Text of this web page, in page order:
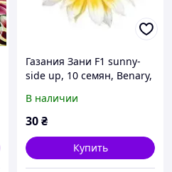
Газания Зани F1 sunny-
side up, 10 семян, Benary,
В наличии
30₴
Купить